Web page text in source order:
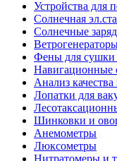
Устройства для
Солнечная
Солнечные
Фены для сушки
Навигационные
Анализ
Лопатки для
Шинковки и
Анемометры
Люксометры
Нитратомеры и